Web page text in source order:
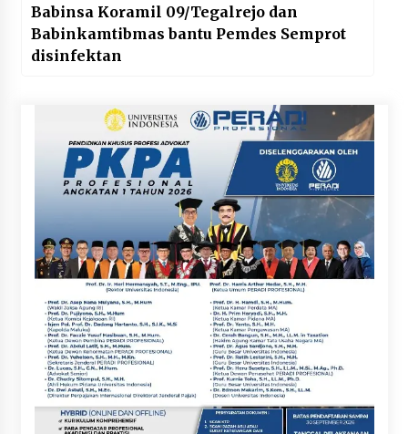
Babinsa Koramil 09/Tegalrejo dan
Babinkamtibmas bantu Pemdes Semprot
disinfektan